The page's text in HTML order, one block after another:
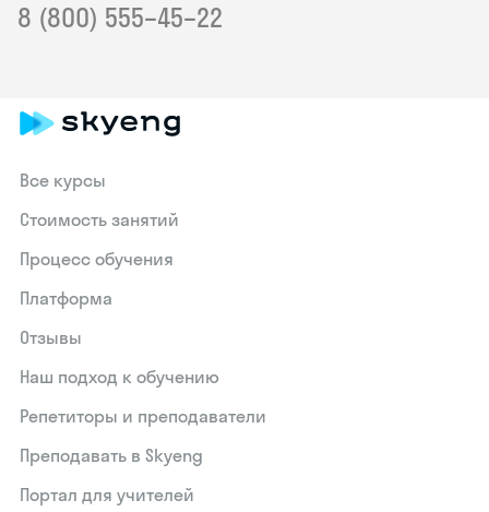
8 (800) 555–45–22
Все курсы
Стоимость занятий
Процесс обучения
Платформа
Отзывы
Наш подход к обучению
Репетиторы и преподаватели
Преподавать в Skyeng
Портал для учителей